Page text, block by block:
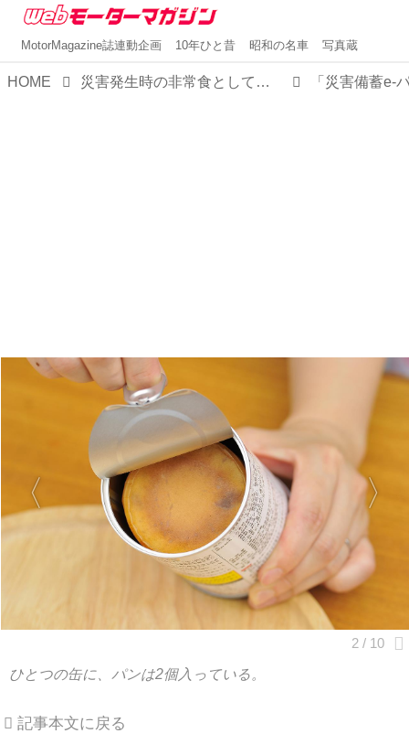
MotorMagazine誌連動企画 10年ひと昔 昭和の名車 写真蔵
HOME 災害発生時の非常食として「災害備蓄 e-パン」24缶セットを防災バッグに用意しておこう！【MMスタイル コレクション】 「災害備蓄e-
ひとつの缶に、パンは2個入っている。
記事本文に戻る